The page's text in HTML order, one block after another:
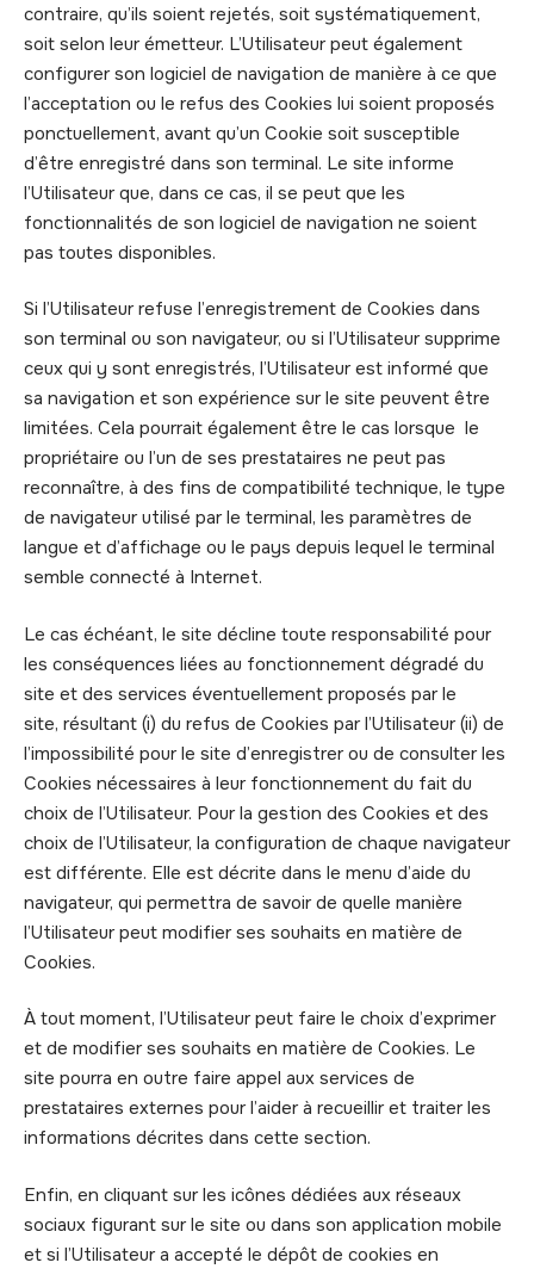
contraire, qu’ils soient rejetés, soit systématiquement,
soit selon leur émetteur. L’Utilisateur peut également
configurer son logiciel de navigation de manière à ce que
l’acceptation ou le refus des Cookies lui soient proposés
ponctuellement, avant qu’un Cookie soit susceptible
d’être enregistré dans son terminal. Le site informe
l’Utilisateur que, dans ce cas, il se peut que les
fonctionnalités de son logiciel de navigation ne soient
pas toutes disponibles.
Si l’Utilisateur refuse l’enregistrement de Cookies dans
son terminal ou son navigateur, ou si l’Utilisateur supprime
ceux qui y sont enregistrés, l’Utilisateur est informé que
sa navigation et son expérience sur le site peuvent être
limitées. Cela pourrait également être le cas lorsque le
propriétaire ou l’un de ses prestataires ne peut pas
reconnaître, à des fins de compatibilité technique, le type
de navigateur utilisé par le terminal, les paramètres de
langue et d’affichage ou le pays depuis lequel le terminal
semble connecté à Internet.
Le cas échéant, le site décline toute responsabilité pour
les conséquences liées au fonctionnement dégradé du
site et des services éventuellement proposés par le
site, résultant (i) du refus de Cookies par l’Utilisateur (ii) de
l’impossibilité pour le site d’enregistrer ou de consulter les
Cookies nécessaires à leur fonctionnement du fait du
choix de l’Utilisateur. Pour la gestion des Cookies et des
choix de l’Utilisateur, la configuration de chaque navigateur
est différente. Elle est décrite dans le menu d’aide du
navigateur, qui permettra de savoir de quelle manière
l’Utilisateur peut modifier ses souhaits en matière de
Cookies.
À tout moment, l’Utilisateur peut faire le choix d’exprimer
et de modifier ses souhaits en matière de Cookies. Le
site pourra en outre faire appel aux services de
prestataires externes pour l’aider à recueillir et traiter les
informations décrites dans cette section.
Enfin, en cliquant sur les icônes dédiées aux réseaux
sociaux figurant sur le site ou dans son application mobile
et si l’Utilisateur a accepté le dépôt de cookies en